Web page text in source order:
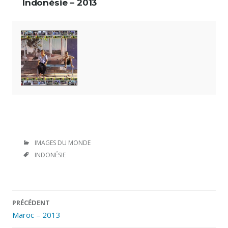
Indonésie – 2013
CATÉGORIES
IMAGES DU MONDE
ÉTIQUETTES
INDONÉSIE
Navigation
des
articles
PRÉCÉDENT
Maroc – 2013